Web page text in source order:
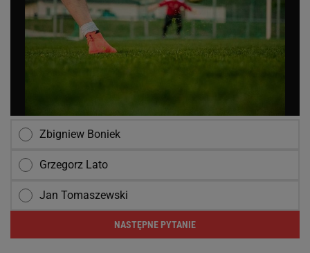
Zbigniew Boniek
Grzegorz Lato
Jan Tomaszewski
NASTĘPNE PYTANIE